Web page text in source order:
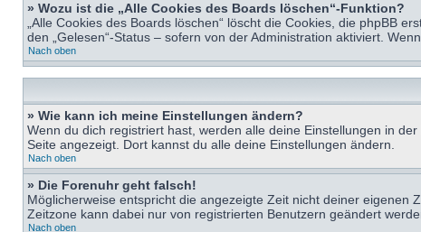
» Wozu ist die „Alle Cookies des Boards löschen“-Funktion?
„Alle Cookies des Boards löschen“ löscht die Cookies, die phpBB
den „Gelesen“-Status – sofern von der Administration aktiviert.
Nach oben
» Wie kann ich meine Einstellungen ändern?
Wenn du dich registriert hast, werden alle deine Einstellungen in
Seite angezeigt. Dort kannst du alle deine Einstellungen ändern.
Nach oben
» Die Forenuhr geht falsch!
Möglicherweise entspricht die angezeigte Zeit nicht deiner eigenen
Zeitzone kann dabei nur von registrierten Benutzern geändert
Nach oben